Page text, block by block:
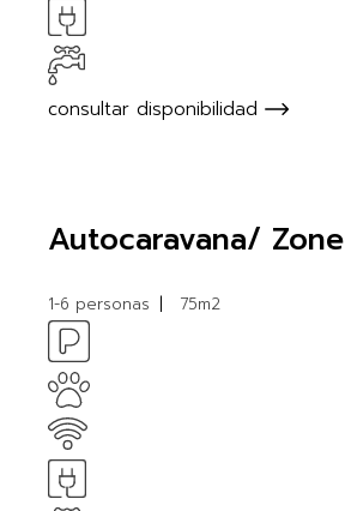
consultar disponibilidad
Autocaravana/
1-6 personas 75m2